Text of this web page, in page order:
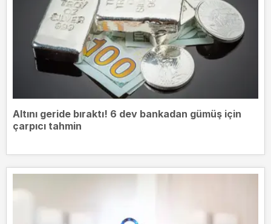
Altını geride bıraktı! 6 dev bankadan gümüş için
çarpıcı tahmin